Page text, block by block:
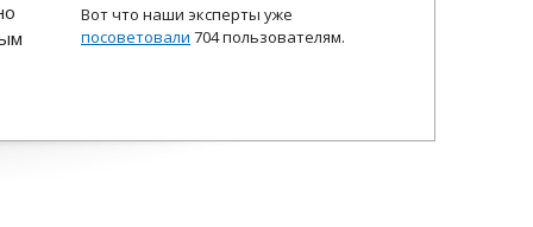
Вот что наши эксперты уже
посоветовали 704 пользователям.